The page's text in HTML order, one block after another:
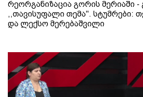
რეორგანიზაცია გორის მერიაში -
,,თავისუფალი თემა". სტუმრები:
და ლექსო მერებაშვილი